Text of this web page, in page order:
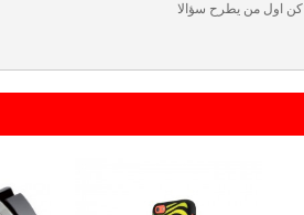
كن اول من يطرح سؤالا